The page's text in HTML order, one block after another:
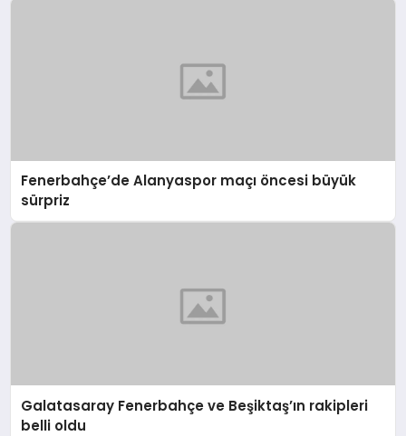
Fenerbahçe’de Alanyaspor maçı öncesi büyük
sürpriz
Galatasaray Fenerbahçe ve Beşiktaş’ın rakipleri
belli oldu